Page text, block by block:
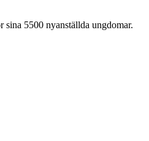
sina 5500 nyanställda ungdomar.